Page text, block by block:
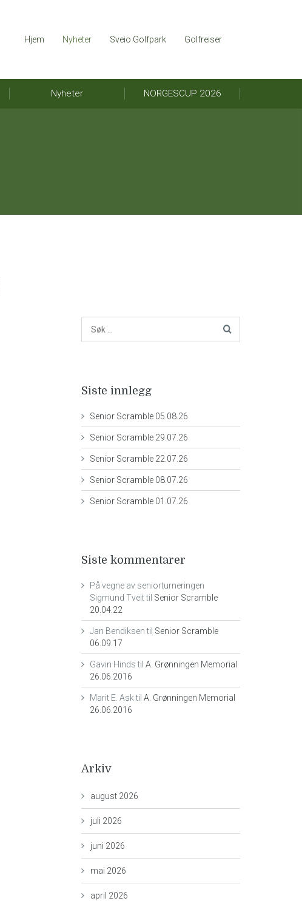
Hjem Nyheter Sveio Golfpark Golfreiser
Nyheter NORGESCUP 2026
Siste innlegg
Senior Scramble 05.08.26
Senior Scramble 29.07.26
Senior Scramble 22.07.26
Senior Scramble 08.07.26
Senior Scramble 01.07.26
Siste kommentarer
På vegne av seniorturneringen
Sigmund Tveittil Senior Scramble
20.04.22
Jan Bendiksentil Senior Scramble
06.09.17
Gavin Hindstil A. Grønningen Memorial
26.06.2016
Marit E. Asktil A. Grønningen Memorial
26.06.2016
Arkiv
august 2026
juli 2026
juni 2026
mai 2026
april 2026